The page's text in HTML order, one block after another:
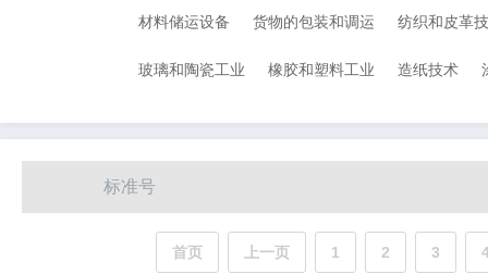
材料储运设备 货物的包装和调运 纺织和皮革
玻璃和陶瓷工业 橡胶和塑料工业 造纸技术
标准号
首页 上一页 1 2 3